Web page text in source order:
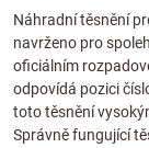
Náhradní těsnění
navrženo pro
oficiálním
odpovídá pozici
toto těsnění
Správně fungující